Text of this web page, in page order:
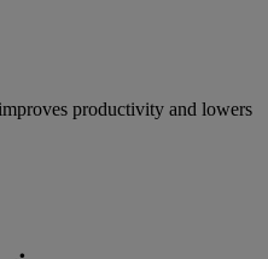
productivity and lowers